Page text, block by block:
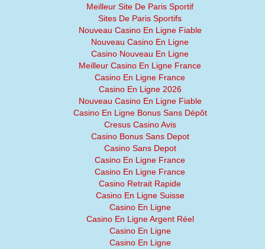
Meilleur Site De Paris Sportif
Sites De Paris Sportifs
Nouveau Casino En Ligne Fiable
Nouveau Casino En Ligne
Casino Nouveau En Ligne
Meilleur Casino En Ligne France
Casino En Ligne France
Casino En Ligne 2026
Nouveau Casino En Ligne Fiable
Casino En Ligne Bonus Sans Dépôt
Cresus Casino Avis
Casino Bonus Sans Depot
Casino Sans Depot
Casino En Ligne France
Casino En Ligne France
Casino Retrait Rapide
Casino En Ligne Suisse
Casino En Ligne
Casino En Ligne Argent Réel
Casino En Ligne
Casino En Ligne